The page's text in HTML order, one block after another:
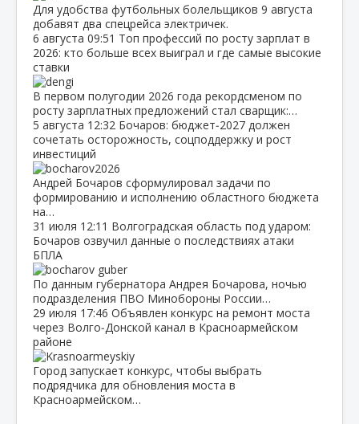
Для удобства футбольных болельщиков 9 августа
добавят два спецрейса электричек.
6 августа 09:51 Топ профессий по росту зарплат в
2026: кто больше всех выиграл и где самые высокие
ставки
В первом полугодии 2026 года рекордсменом по
росту зарплатных предложений стал сварщик:…
5 августа 12:32 Бочаров: бюджет‑2027 должен
сочетать осторожность, соцподдержку и рост
инвестиций
Андрей Бочаров сформулировал задачи по
формированию и исполнению областного бюджета
на…
31 июля 12:11 Волгоградская область под ударом:
Бочаров озвучил данные о последствиях атаки
БПЛА
По данным губернатора Андрея Бочарова, ночью
подразделения ПВО Минобороны России…
29 июля 17:46 Объявлен конкурс на ремонт моста
через Волго‑Донской канал в Красноармейском
районе
Город запускает конкурс, чтобы выбрать
подрядчика для обновления моста в
Красноармейском…